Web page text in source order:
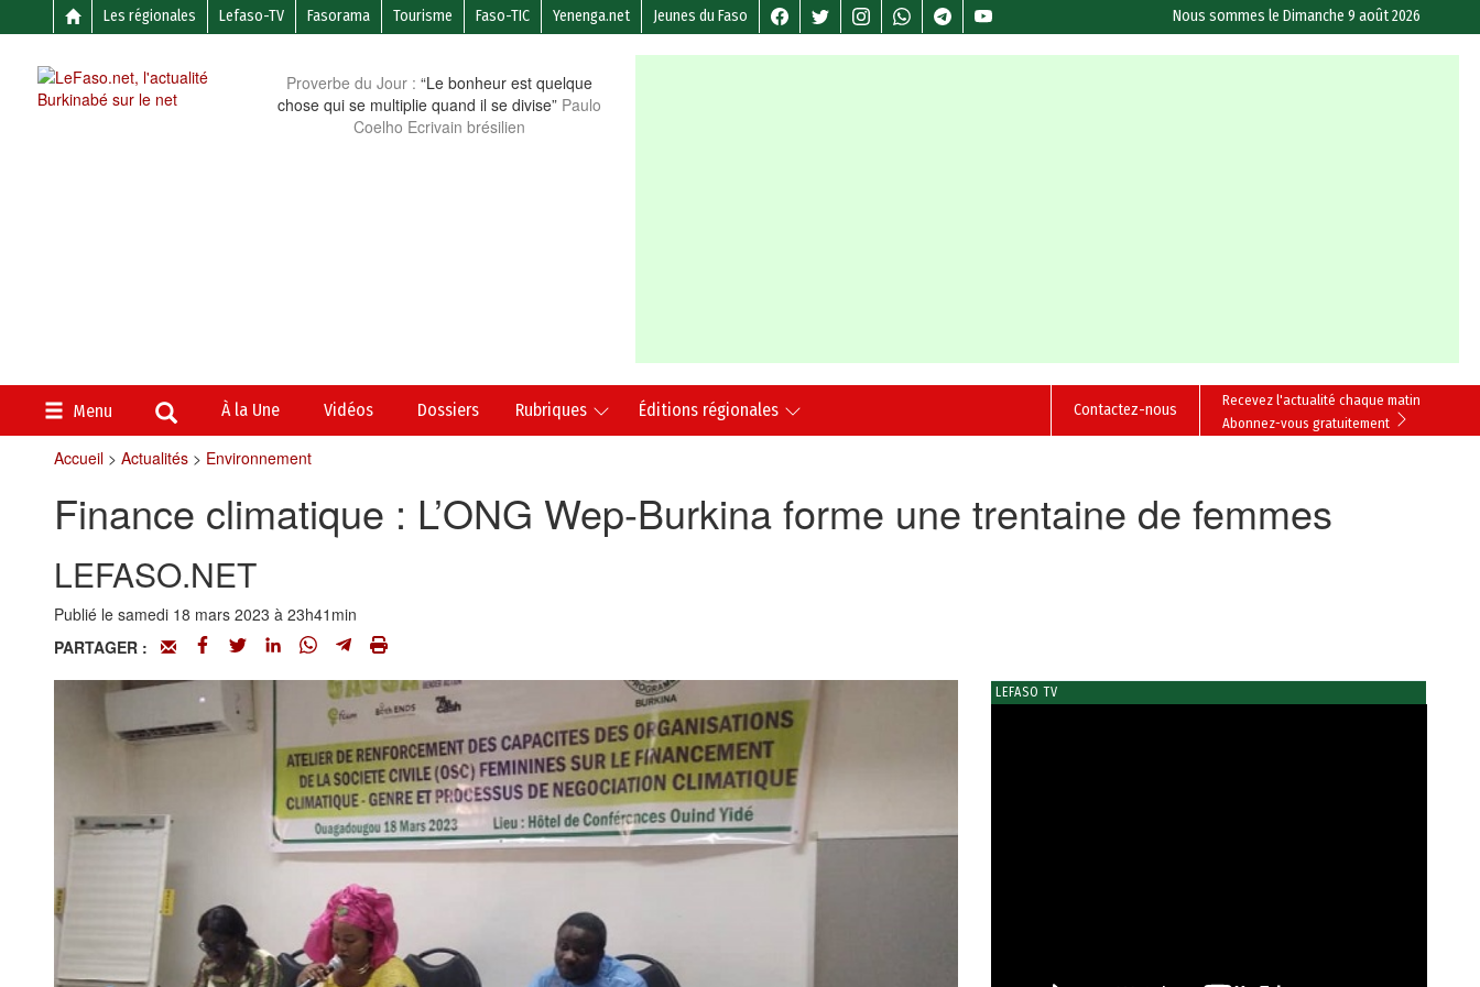
Les régionales Lefaso-TV Fasorama Tourisme Faso-TIC Yenenga.net Jeunes du Faso Nous sommes leDimanche 9 août 2026
Proverbe du Jour : “Le bonheur est quelque
chose qui se multiplie quand il se divise” Paulo
Coelho Ecrivain brésilien
Menu À la Une Vidéos Dossiers Rubriques Éditions régionales
Recevez l'actualité chaque matin
Abonnez-vous gratuitement
Contactez-nous
Accueil> Actualités> Environnement
Finance climatique : L’ONG Wep-Burkina forme une trentaine de femmes
LEFASO.NET
Publié le samedi 18 mars 2023 à 23h41min
PARTAGER :
LEFASO TV